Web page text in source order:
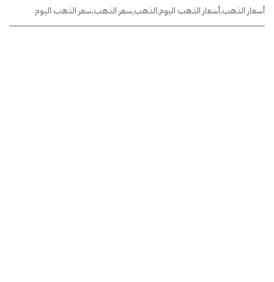
أسعار الذهب,أسعار الذهب اليوم,الذهب,سعر الذهب,سعر الذهب اليوم